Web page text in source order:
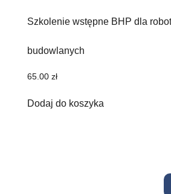
Szkolenie wstępne BHP dla
budowlanych
65.00 zł
Dodaj do koszyka